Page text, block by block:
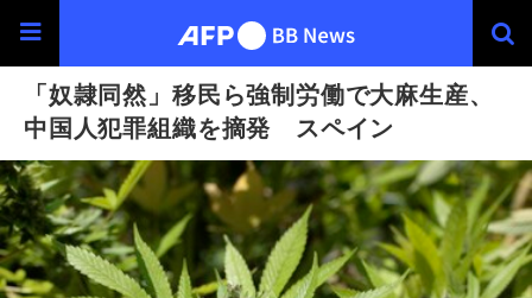
「奴隷同然」移民ら強制労働で大麻生産、
中国人犯罪組織を摘発 スペイン